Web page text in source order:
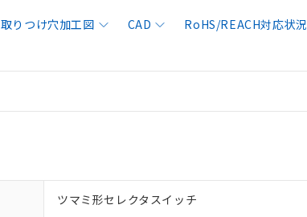
取りつけ穴加工図 CAD RoHS/REACH対応状況
ツマミ形セレクタスイッチ